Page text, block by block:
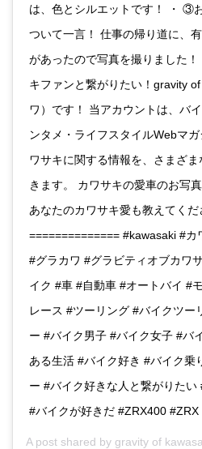
は、色とシルエットです！ ・ ③
ついて一言！ 仕事の帰り道に、
があったので写真を撮りました
キファンと繋がりたい！gravity
ワ）です！ 当アカウントは、バ
ンタメ・ライフスタイルWebマ
ワサキに関する情報を、さまざ
きます。 カワサキの愛車のお写
あなたのカワサキ愛も教えてくだ
============== #kawasaki #
#グラカワ #グラビティオブカワ
イク #車 #自動車 #オートバイ #
レース #ツーリング #バイクツー
ー #バイク男子 #バイク女子 #バ
ある生活 #バイク好き #バイク乗
ー #バイク好きな人と繋がりた
#バイクが好きだ #ZRX400 #ZRX
A post shared by gravity of